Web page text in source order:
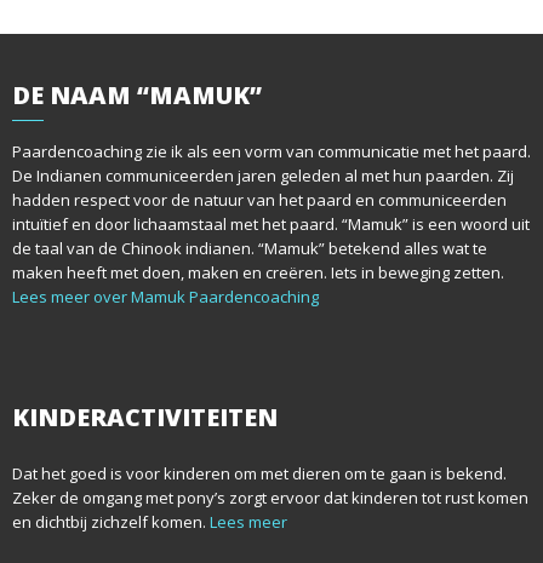
DE NAAM “MAMUK”
Paardencoaching zie ik als een vorm van communicatie met het paard.
De Indianen communiceerden jaren geleden al met hun paarden. Zij
hadden respect voor de natuur van het paard en communiceerden
intuïtief en door lichaamstaal met het paard. “Mamuk” is een woord uit
de taal van de Chinook indianen. “Mamuk” betekend alles wat te
maken heeft met doen, maken en creëren. Iets in beweging zetten.
Lees meer over Mamuk Paardencoaching
KINDERACTIVITEITEN
Dat het goed is voor kinderen om met dieren om te gaan is bekend.
Zeker de omgang met pony’s zorgt ervoor dat kinderen tot rust komen
en dichtbij zichzelf komen. Lees meer